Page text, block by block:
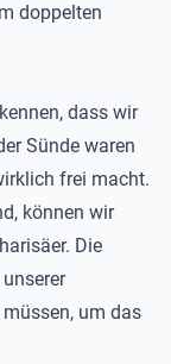
doppelten
dass wir
Sünde waren
frei macht.
können wir
Die
um das